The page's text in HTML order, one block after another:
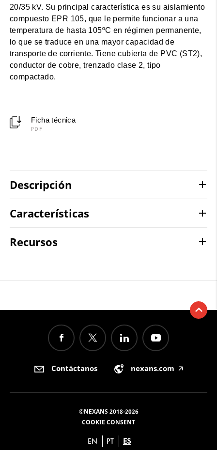
20/35 kV. Su principal característica es su aislamiento
compuesto EPR 105, que le permite funcionar a una
temperatura de hasta 105ºC en régimen permanente,
lo que se traduce en una mayor capacidad de
transporte de corriente. Tiene cubierta de PVC (ST2),
conductor de cobre, trenzado clase 2, tipo
compactado.
Ficha técnica
PDF
Descripción
Características
Recursos
Contáctanos nexans.com 🡥
©NEXANS 2018-2026
COOKIE CONSENT
EN PT ES